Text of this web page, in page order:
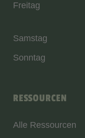
RESSOURCEN
Alle Ressourcen
Freitag
Samstag
Sonntag